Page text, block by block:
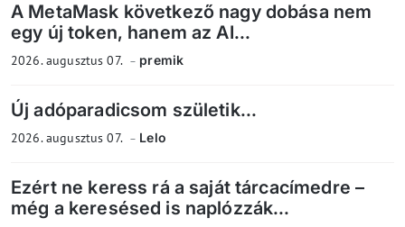
A MetaMask következő nagy dobása nem
egy új token, hanem az AI...
2026. augusztus 07. premik
Új adóparadicsom születik...
2026. augusztus 07. Lelo
Ezért ne keress rá a saját tárcacímedre –
még a keresésed is naplózzák...